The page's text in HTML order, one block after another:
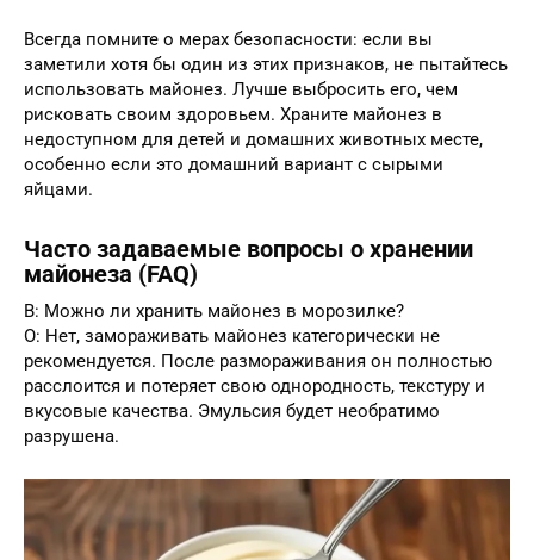
Всегда помните о мерах безопасности: если вы
заметили хотя бы один из этих признаков, не пытайтесь
использовать майонез. Лучше выбросить его, чем
рисковать своим здоровьем. Храните майонез в
недоступном для детей и домашних животных месте,
особенно если это домашний вариант с сырыми
яйцами.
Часто задаваемые вопросы о хранении
майонеза (FAQ)
В: Можно ли хранить майонез в морозилке?
О: Нет, замораживать майонез категорически не
рекомендуется. После размораживания он полностью
расслоится и потеряет свою однородность, текстуру и
вкусовые качества. Эмульсия будет необратимо
разрушена.